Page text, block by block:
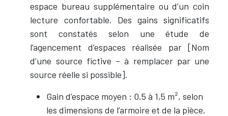
espace bureau supplémentaire ou d’un coin
lecture confortable. Des gains significatifs
sont constatés selon une étude de
l’agencement d’espaces réalisée par [Nom
d’une source fictive – à remplacer par une
source réelle si possible].
Gain d’espace moyen : 0,5 à 1,5 m², selon
les dimensions de l’armoire et de la pièce.